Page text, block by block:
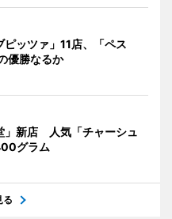
ッツァ」11店、「ペス
優勝なるか
」新店 人気「チャーシュ
グラム
る